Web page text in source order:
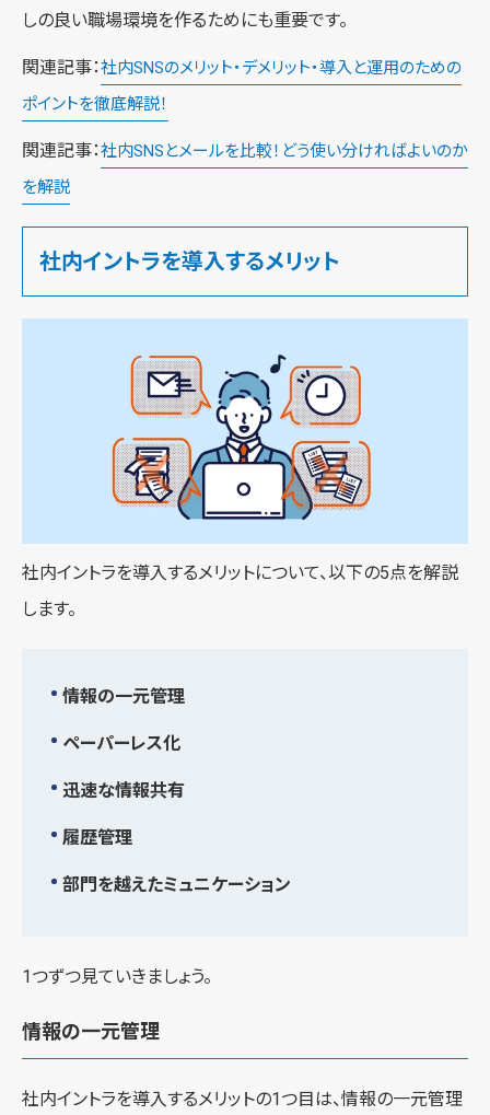
しの良い職場環境を作るためにも重要です。
関連記事：社内SNSのメリット・デメリット・導入と運用のための
ポイントを徹底解説！
関連記事：社内SNSとメールを比較！どう使い分ければよいのか
を解説
社内イントラを導入するメリット
社内イントラを導入するメリットについて、以下の5点を解説
します。
情報の一元管理
ペーパーレス化
迅速な情報共有
履歴管理
部門を越えたミュニケーション
1つずつ見ていきましょう。
情報の一元管理
社内イントラを導入するメリットの1つ目は、情報の一元管理